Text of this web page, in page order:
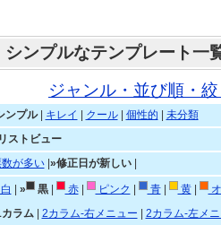
シンプルなテンプレート一
ジャンル・並び順・
ンプル| キレイ クール| 個性的
未分類
ストビュー
が多い| »修正日が新しい|
» 黒| 赤| ピンク 青| 黄|
ラム| 2カラム-右メニュー
2カラム-左メ